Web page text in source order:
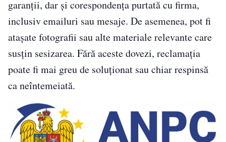
garanții, dar și corespondența purtată cu firma,
inclusiv emailuri sau mesaje. De asemenea, pot fi
atașate fotografii sau alte materiale relevante care
susțin sesizarea. Fără aceste dovezi, reclamația
poate fi mai greu de soluționat sau chiar respinsă
ca neîntemeiată.